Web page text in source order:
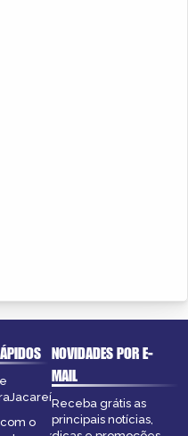
o
NOVIDADES POR E-
MAIL
Receba grátis as
principais notícias,